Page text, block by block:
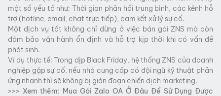
một số yếu tố như: Thời gian phản hồi trung bình, các kênh hỗ
trợ (hotline, email, chat trực tiếp), cam kết xử lý sự cố.
Một dịch vụ tốt không chỉ dừng ở việc bán gói ZNS mà còn
đảm bảo vận hành ổn định và hỗ trợ kịp thời khi có vấn đề
phát sinh.
Ví dụ thực tế: Trong dịp Black Friday, hệ thống ZNS của doanh
nghiệp gặp sự cố, nếu nhà cung cấp có đội ngũ kỹ thuật phản
ứng nhanh thì sẽ không bị gián đoạn chiến dịch marketing.
>>> Xem thêm: Mua Gói Zalo OA Ở Đâu Để Sử Dụng Được